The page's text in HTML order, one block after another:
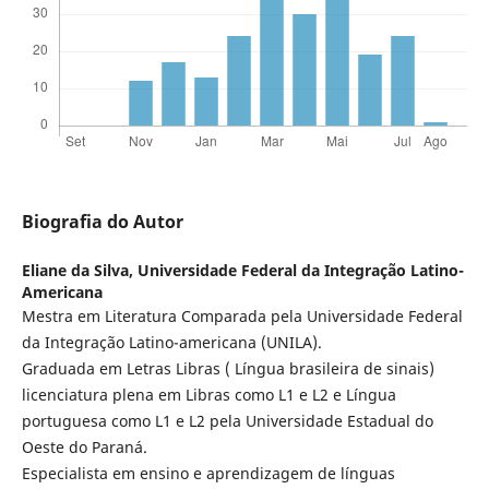
Biografia do Autor
Eliane da Silva, Universidade Federal da Integração Latino-
Americana
Mestra em Literatura Comparada pela Universidade Federal
da Integração Latino-americana (UNILA).
Graduada em Letras Libras ( Língua brasileira de sinais)
licenciatura plena em Libras como L1 e L2 e Língua
portuguesa como L1 e L2 pela Universidade Estadual do
Oeste do Paraná.
Especialista em ensino e aprendizagem de línguas